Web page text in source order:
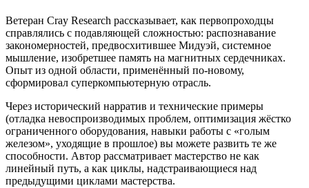
Ветеран Cray Research рассказывает, как первопроходцы
справлялись с подавляющей сложностью: распознавание
закономерностей, предвосхитившее Мидуэй, системное
мышление, изобретшее память на магнитных сердечниках.
Опыт из одной области, применённый по-новому,
сформировал суперкомпьютерную отрасль.
Через исторический нарратив и технические примеры
(отладка невоспроизводимых проблем, оптимизация жёстко
ограниченного оборудования, навыки работы с «голым
железом», уходящие в прошлое) вы можете развить те же
способности. Автор рассматривает мастерство не как
линейный путь, а как циклы, надстраивающиеся над
предыдущими циклами мастерства.